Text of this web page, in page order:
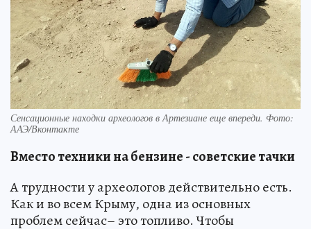
Сенсационные находки археологов в Артезиане еще впереди. Фото:
ААЭ/Вконтакте
Вместо техники на бензине - советские тачки
А трудности у археологов действительно есть.
Как и во всем Крыму, одна из основных
проблем сейчас– это топливо. Чтобы